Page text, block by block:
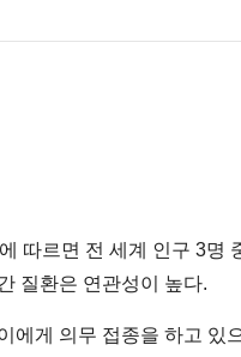
따르면 전 세계 인구 3
질환은 연관성이 높다.
게 의무 접종을 하고